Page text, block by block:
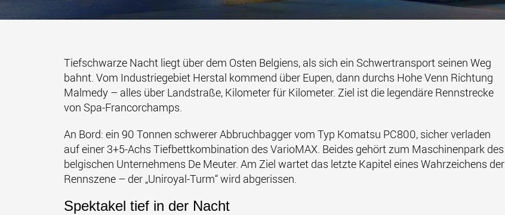
Tiefschwarze Nacht liegt über dem Osten Belgiens, als sich ein Schwertransport seinen Weg
bahnt. Vom Industriegebiet Herstal kommend über Eupen, dann durchs Hohe Venn Richtung
Malmedy – alles über Landstraße, Kilometer für Kilometer. Ziel ist die legendäre Rennstrecke
von Spa-Francorchamps.
An Bord: ein 90 Tonnen schwerer Abbruchbagger vom Typ Komatsu PC800, sicher verladen
auf einer 3+5-Achs Tiefbettkombination des VarioMAX. Beides gehört zum Maschinenpark des
belgischen Unternehmens De Meuter. Am Ziel wartet das letzte Kapitel eines Wahrzeichens der
Rennszene – der „Uniroyal-Turm“ wird abgerissen.
Spektakel tief in der Nacht